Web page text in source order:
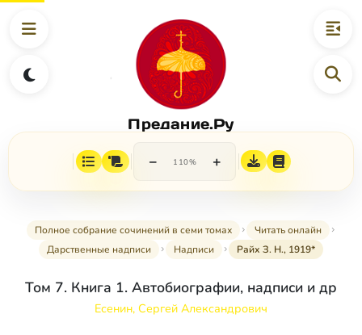
Предание.Ру
− 110% +
Полное собрание сочинений в семи томах
Читать онлайн
Дарственные надписи
Надписи Райх З. Н., 1919*
Том 7. Книга 1. Автобиографии, надписи и др
Есенин, Сергей Александрович